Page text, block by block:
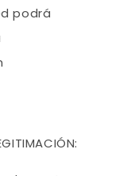
podrá